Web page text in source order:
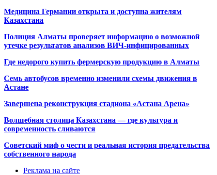
Медицина Германии открыта и доступна жителям
Казахстана
Полиция Алматы проверяет информацию о возможной
утечке результатов анализов ВИЧ-инфицированных
Где недорого купить фермерскую продукцию в Алматы
Семь автобусов временно изменили схемы движения в
Астане
Завершена реконструкция стадиона «Астана Арена»
Волшебная столица Казахстана — где культура и
современность сливаются
Советский миф о чести и реальная история предательства
собственного народа
Реклама на сайте